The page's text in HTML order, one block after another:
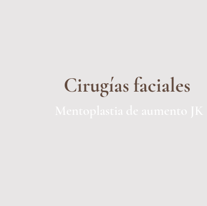
Cirugías faciales
Mentoplastia de aumento JK